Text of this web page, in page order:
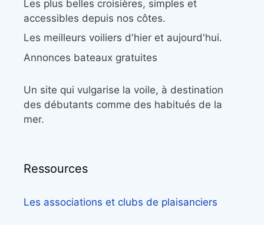
Les plus belles croisières, simples et
accessibles depuis nos côtes.
Les meilleurs voiliers d'hier et aujourd'hui.
Annonces bateaux gratuites
Un site qui vulgarise la voile, à destination
des débutants comme des habitués de la
mer.
Ressources
Les associations et clubs de plaisanciers